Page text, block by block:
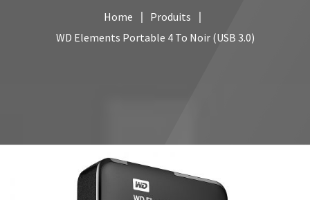
Boutique
Contacts
Home
Produits
WD Elements Portable 4 To Noir (USB 3.0)